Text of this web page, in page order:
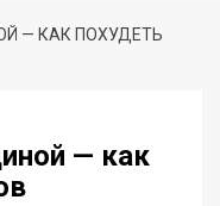
— КАК ПОХУДЕТЬ
— как